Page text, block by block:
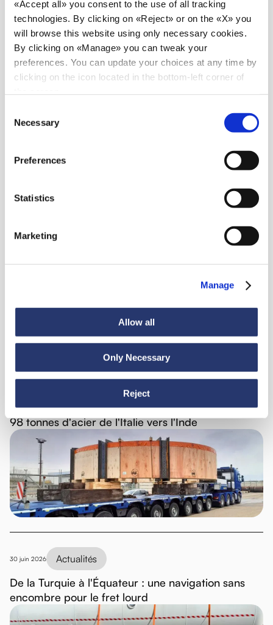
«Accept all» you consent to the use of all tracking
technologies. By clicking on «Reject» or on the «X» you
will browse this website using only necessary cookies.
By clicking on «Manage» you can tweak your
preferences. You can update your choices at any time by
clicking on the icon located in the bottom-left corner of
Selection
Necessary
Preferences
Statistics
Marketing
Manage
Allow all
Only Necessary
Reject
Voir toutes les nouveautés
98 tonnes d'acier de l'Italie vers l'Inde
30 juin 2026 Actualités
De la Turquie à l'Équateur : une navigation sans
encombre pour le fret lourd